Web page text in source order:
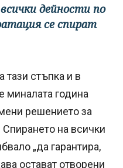
дейности по
се спират
тази стъпка и в
година
решението за
Спирането на всички
„да гарантира,
остават отворени